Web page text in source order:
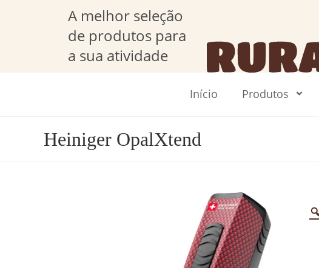
A melhor seleção
de produtos para
a sua atividade
Início Produtos
Heiniger OpalXtend